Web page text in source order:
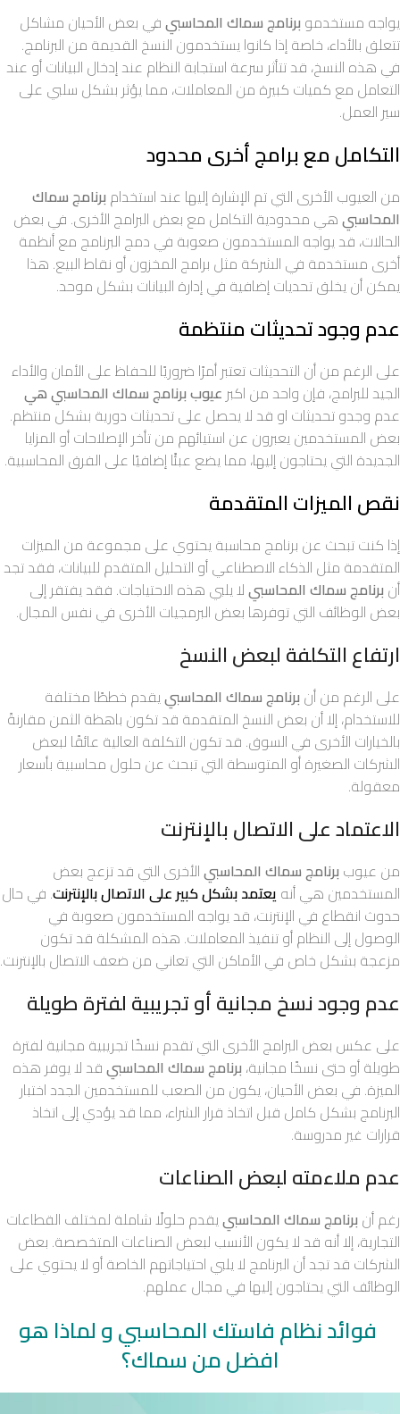
يواجه مستخدمو برنامج سماك المحاسبيفي بعض الأحيان مشاكل
تتعلق بالأداء، خاصة إذا كانوا يستخدمون النسخ القديمة من البرنامج.
في هذه النسخ، قد تتأثر سرعة استجابة النظام عند إدخال البيانات أو عند
التعامل مع كميات كبيرة من المعاملات، مما يؤثر بشكل سلبي على
سير العمل.
التكامل مع برامج أخرى محدود
من العيوب الأخرى التي تم الإشارة إليها عند استخدام برنامج سماك
المحاسبيهي محدودية التكامل مع بعض البرامج الأخرى. في بعض
الحالات، قد يواجه المستخدمون صعوبة في دمج البرنامج مع أنظمة
أخرى مستخدمة في الشركة مثل برامج المخزون أو نقاط البيع. هذا
يمكن أن يخلق تحديات إضافية في إدارة البيانات بشكل موحد.
عدم وجود تحديثات منتظمة
على الرغم من أن التحديثات تعتبر أمرًا ضروريًا للحفاظ على الأمان والأداء
الجيد للبرامج، فإن واحد من اكبر عيوب برنامج سماك المحاسبي هي
عدم وجدو تحديثات او قد لا يحصل على تحديثات دورية بشكل منتظم.
بعض المستخدمين يعبرون عن استيائهم من تأخر الإصلاحات أو المزايا
الجديدة التي يحتاجون إليها، مما يضع عبئًا إضافيًا على الفرق المحاسبية.
نقص الميزات المتقدمة
إذا كنت تبحث عن برنامج محاسبة يحتوي على مجموعة من الميزات
المتقدمة مثل الذكاء الاصطناعي أو التحليل المتقدم للبيانات، فقد تجد
أن برنامج سماك المحاسبيلا يلبي هذه الاحتياجات. فقد يفتقر إلى
بعض الوظائف التي توفرها بعض البرمجيات الأخرى في نفس المجال.
ارتفاع التكلفة لبعض النسخ
على الرغم من أن برنامج سماك المحاسبييقدم خططًا مختلفة
للاستخدام، إلا أن بعض النسخ المتقدمة قد تكون باهظة الثمن مقارنةً
بالخيارات الأخرى في السوق. قد تكون التكلفة العالية عائقًا لبعض
الشركات الصغيرة أو المتوسطة التي تبحث عن حلول محاسبية بأسعار
معقولة.
الاعتماد على الاتصال بالإنترنت
من عيوب برنامج سماك المحاسبيالأخرى التي قد تزعج بعض
المستخدمين هي أنه يعتمد بشكل كبير على الاتصال بالإنترنت. في حال
حدوث انقطاع في الإنترنت، قد يواجه المستخدمون صعوبة في
الوصول إلى النظام أو تنفيذ المعاملات. هذه المشكلة قد تكون
مزعجة بشكل خاص في الأماكن التي تعاني من ضعف الاتصال بالإنترنت.
عدم وجود نسخ مجانية أو تجريبية لفترة طويلة
على عكس بعض البرامج الأخرى التي تقدم نسخًا تجريبية مجانية لفترة
طويلة أو حتى نسخًا مجانية، برنامج سماك المحاسبيقد لا يوفر هذه
الميزة. في بعض الأحيان، يكون من الصعب للمستخدمين الجدد اختبار
البرنامج بشكل كامل قبل اتخاذ قرار الشراء، مما قد يؤدي إلى اتخاذ
قرارات غير مدروسة.
عدم ملاءمته لبعض الصناعات
رغم أن برنامج سماك المحاسبييقدم حلولًا شاملة لمختلف القطاعات
التجارية، إلا أنه قد لا يكون الأنسب لبعض الصناعات المتخصصة. بعض
الشركات قد تجد أن البرنامج لا يلبي احتياجاتهم الخاصة أو لا يحتوي على
الوظائف التي يحتاجون إليها في مجال عملهم.
فوائد نظام فاستك المحاسبي و لماذا هو
افضل من سماك؟